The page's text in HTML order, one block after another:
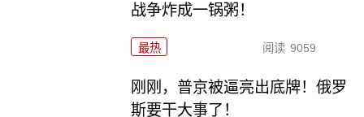
战争炸成一锅粥！
最热 阅读 9059
刚刚，普京被逼亮出底牌！俄罗
斯要干大事了！